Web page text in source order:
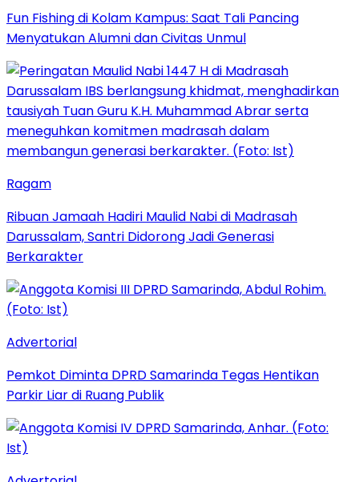
Fun Fishing di Kolam Kampus: Saat Tali Pancing
Menyatukan Alumni dan Civitas Unmul
Ragam
Ribuan Jamaah Hadiri Maulid Nabi di Madrasah
Darussalam, Santri Didorong Jadi Generasi
Berkarakter
Advertorial
Pemkot Diminta DPRD Samarinda Tegas Hentikan
Parkir Liar di Ruang Publik